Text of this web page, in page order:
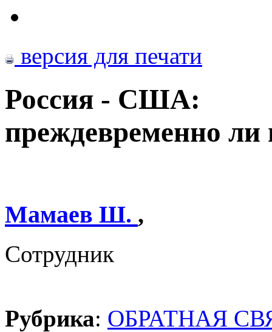
версия для печати
Россия - США:
преждевременно ли
Мамаев Ш. ,
Сотрудник
Рубрика: ОБРАТНАЯ